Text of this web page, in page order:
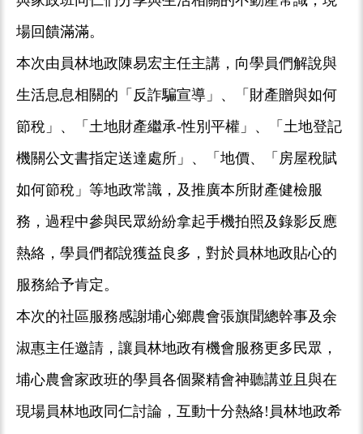
場回饋滿滿。
本次由員林地政陳易宏主任主講，向學員們解說與
生活息息相關的「反詐騙宣導」、「財產贈與如何
節稅」、「土地財產繼承-性別平權」、「土地登記
機關公文書指定送達處所」、「地價、「房屋稅賦
如何節稅」等地政常識，及推廣本所財產健檢服
務，過程中參與民眾紛紛拿起手機拍照及錄影反應
熱絡，學員們都說獲益良多，對於員林地政貼心的
服務給予肯定。
本次的社區服務感謝埔心鄉農會張旗聞總幹事及余
淑惠主任邀請，讓員林地政有機會服務更多民眾，
埔心農會家政班的學員各個聚精會神聽講並且與在
現場員林地政同仁討論，互動十分熱絡!員林地政希